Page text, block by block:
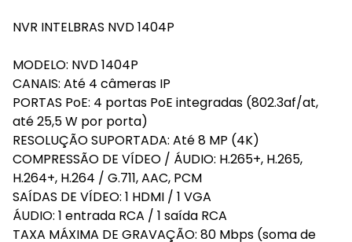
NVR INTELBRAS NVD 1404P
MODELO: NVD 1404P
CANAIS: Até 4 câmeras IP
PORTAS PoE: 4 portas PoE integradas (802.3af/at,
até 25,5 W por porta)
RESOLUÇÃO SUPORTADA: Até 8 MP (4K)
COMPRESSÃO DE VÍDEO / ÁUDIO: H.265+, H.265,
H.264+, H.264 / G.711, AAC, PCM
SAÍDAS DE VÍDEO: 1 HDMI / 1 VGA
ÁUDIO: 1 entrada RCA / 1 saída RCA
TAXA MÁXIMA DE GRAVAÇÃO: 80 Mbps (soma de